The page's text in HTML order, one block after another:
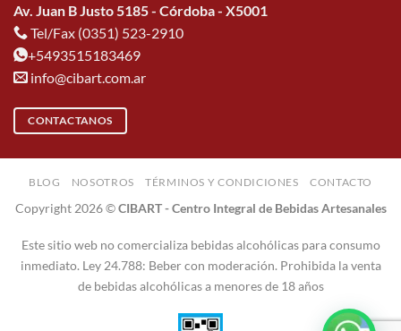
Av. Juan B Justo 5185 - Córdoba - X5001
Tel/Fax (0351) 523-2910
+5493515183469
info@cibart.com.ar
CONTACTANOS
BLOG NOSOTROS TÉRMINOS Y CONDICIONES CONTACTO
Copyright 2026 ©CIBART - Centro Integral de Bebidas Artesanales
Este sitio web no comercializa bebidas alcohólicas para consumo
inmediato. Ley 24.788: Beber con moderación. Prohibida la venta
de bebidas alcohólicas a menores de 18 años